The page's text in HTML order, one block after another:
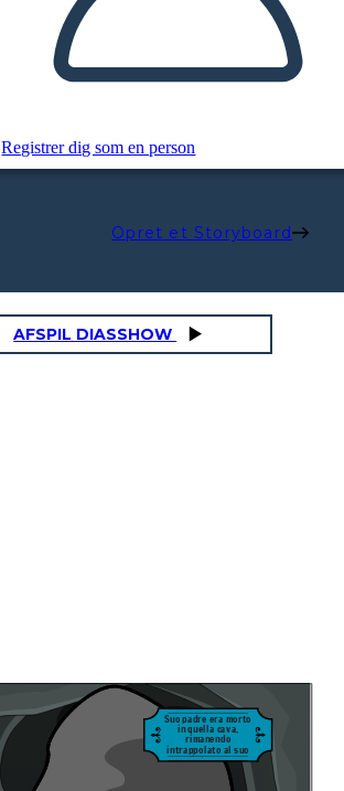
Registrer dig som en person
Opret et Storyboard
AFSPIL DIASSHOW
Suo padre era morto
in quella cava,
rimanendo
intrappolato al suo
interno